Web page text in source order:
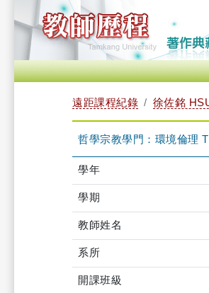
遠距課程紀錄 徐佐銘
哲學宗教學門：環境倫理
學年
學期
教師姓名
系所
開課班級